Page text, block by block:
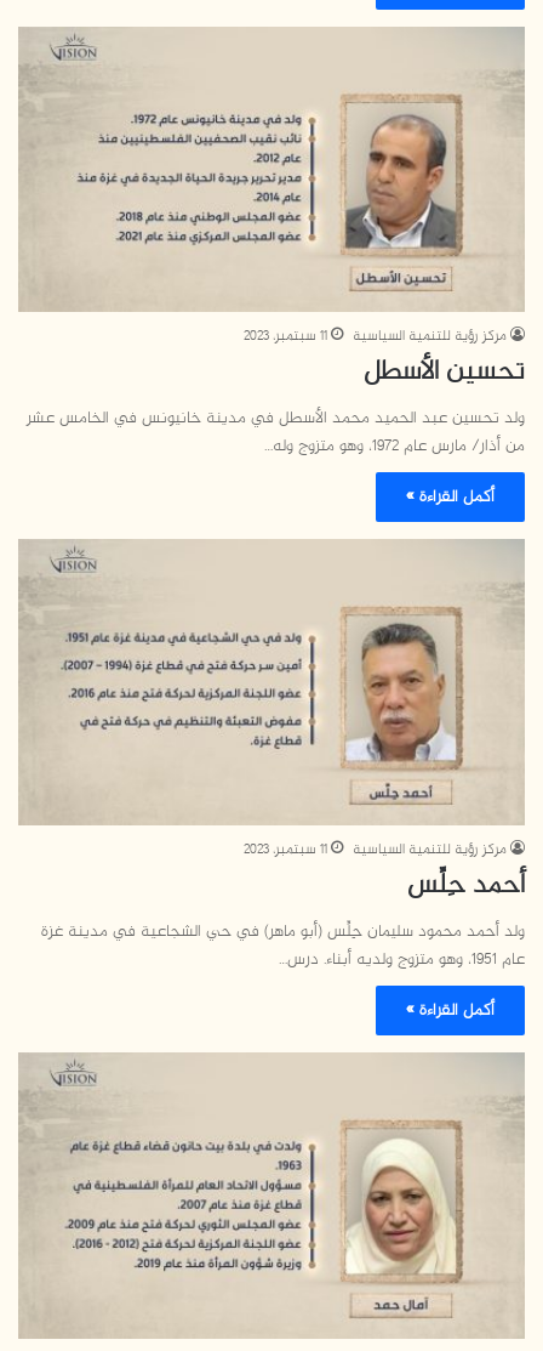
مركز رؤية للتنمية السياسية 11 سبتمبر، 2023
تحسين الأسطل
ولد تحسين عبد الحميد محمد الأسطل في مدينة خانيونس في الخامس عشر
من أذار/ مارس عام 1972، وهو متزوج وله…
أكمل القراءة »
مركز رؤية للتنمية السياسية 11 سبتمبر، 2023
أحمد حِلِّس
ولد أحمد محمود سليمان حِلِّس (أبو ماهر) في حي الشجاعية في مدينة غزة
عام 1951، وهو متزوج ولديه أبناء. درس…
أكمل القراءة »